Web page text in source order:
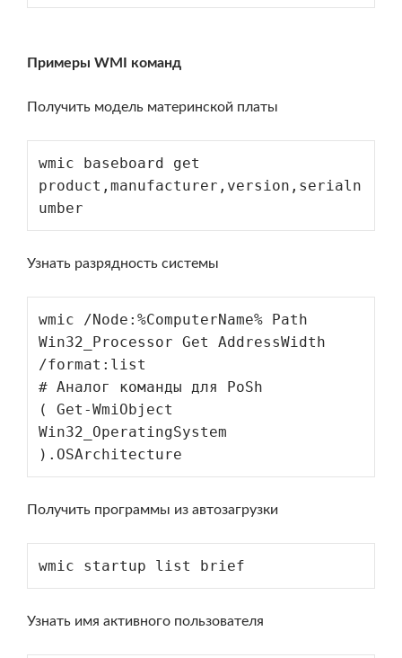
Примеры WMI команд
Получить модель материнской платы
wmic baseboard get
product,manufacturer,version,serialn
umber
Узнать разрядность системы
wmic /Node:%ComputerName% Path
Win32_Processor Get AddressWidth
/format:list
# Аналог команды для PoSh
( Get-WmiObject
Win32_OperatingSystem
).OSArchitecture
Получить программы из автозагрузки
wmic startup list brief
Узнать имя активного пользователя